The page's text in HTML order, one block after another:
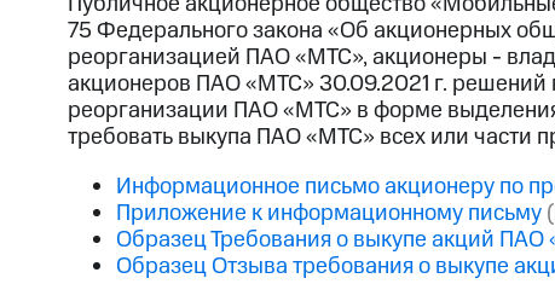
75 Федерального закона «Об акционерных
реорганизацией ПАО «МТС», акционеры -
акционеров ПАО «МТС» 30.09.2021 г.
реорганизации ПАО «МТС» в форме
требовать выкупа ПАО «МТС» всех или части
Информационное письмо акционеру по
Приложение к информационному письму
Образец Требования о выкупе акций
Образец Отзыва требования о выкупе